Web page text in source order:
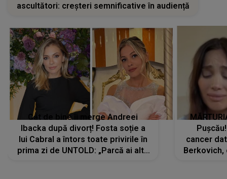
ascultători: creșteri semnificative în audiență
Cât de bine îi merge Andreei
Ibacka după divorț! Fosta soție a
lui Cabral a întors toate privirile în
prima zi de UNTOLD: „Parcă ai altă
cancer
Berkovich,